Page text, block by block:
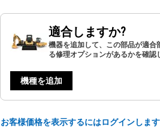
適合しますか?
機器を追加して、この部品が適合
る修理オプションがあるかを確認
機種を追加
お客様価格を表示するにはログインします